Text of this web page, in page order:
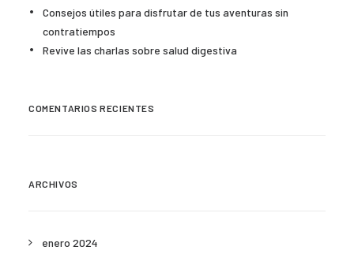
Consejos útiles para disfrutar de tus aventuras sin
contratiempos
Revive las charlas sobre salud digestiva
COMENTARIOS RECIENTES
ARCHIVOS
enero 2024